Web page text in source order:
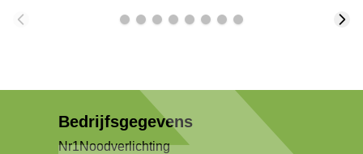
Bedrijfsgegevens
Nr1Noodverlichting